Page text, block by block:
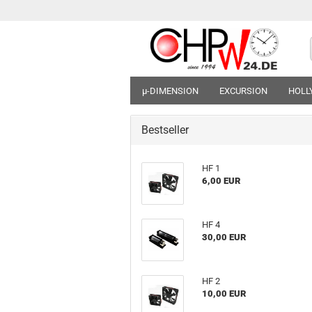
µ-DIMENSION EXCURSION
Bestseller
HF 1
6,00 EUR
HF 4
30,00 EUR
HF 2
10,00 EUR